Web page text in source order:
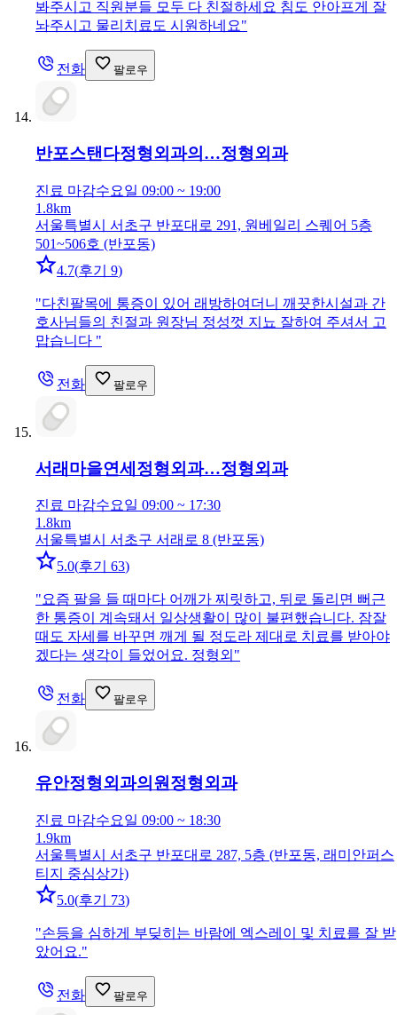
봐주시고 직원분들 모두 다 친절하세요 침도 안아프게 잘
놔주시고 물리치료도 시원하네요"
전화 팔로우
반포스탠다정형외과의…정형외과
진료 마감수요일 09:00 ~ 19:00
1.8km
서울특별시 서초구 반포대로 291, 원베일리 스퀘어 5층
501~506호 (반포동)
4.7(후기 9)
"다친팔목에 통증이 있어 래방하여더니 깨끗한시설과 간
호사님들의 친절과 원장님 정성껏 지뇨 잘하여 주셔서 고
맙습니다 "
전화 팔로우
서래마을연세정형외과…정형외과
진료 마감수요일 09:00 ~ 17:30
1.8km
서울특별시 서초구 서래로 8 (반포동)
5.0(후기 63)
"요즘 팔을 들 때마다 어깨가 찌릿하고, 뒤로 돌리면 뻐근
한 통증이 계속돼서 일상생활이 많이 불편했습니다. 잠잘
때도 자세를 바꾸면 깨게 될 정도라 제대로 치료를 받아야
겠다는 생각이 들었어요. 정형외 "
전화 팔로우
유안정형외과의원 정형외과
진료 마감수요일 09:00 ~ 18:30
1.9km
서울특별시 서초구 반포대로 287, 5층 (반포동, 래미안퍼스
티지 중심상가)
5.0(후기 73)
"손등을 심하게 부딪히는 바람에 엑스레이 및 치료를 잘 받
았어요."
전화 팔로우